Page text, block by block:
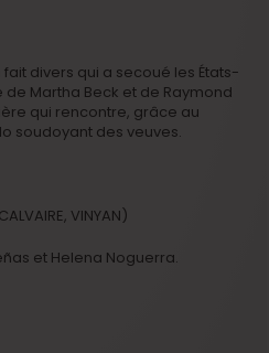
fait divers qui a secoué les États-
de Martha Beck et de Raymond
qui rencontre, grâce au
soudoyant des veuves.
VINYAN)
et Helena Noguerra.